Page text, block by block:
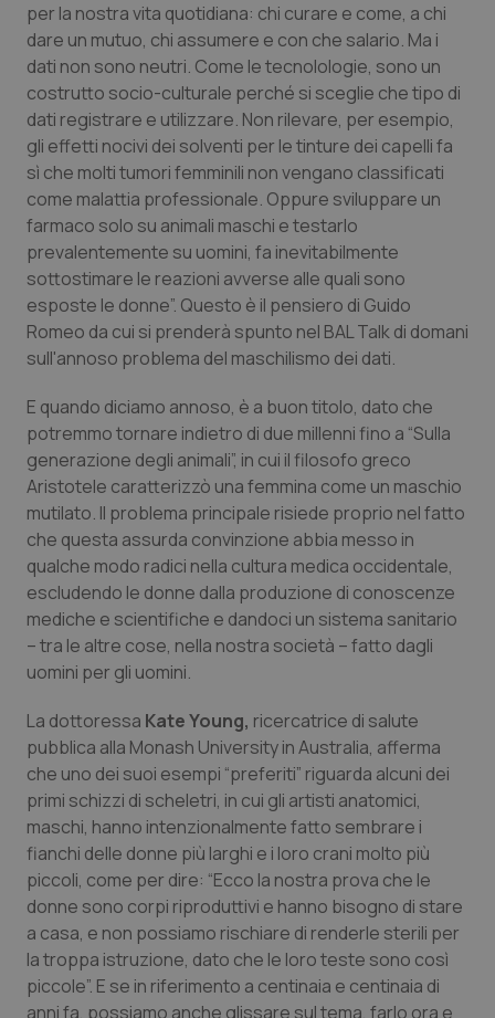
Basilicata
Calabria
Campania
Emilia-Romagna
Friuli Venezia Giulia
Lazio
Lombardia
Marche
Molise
Piemonte
Provincia Autonoma di Bolzano
Provincia Autonoma di Trento
Puglia
Sardegna
Sicilia
Toscana
Umbria
Artrite & artrosi
Asma & BPCO
Car-T
Colesterolo & coronaropatie
Dermatite Atopica
Diabete & glucometri
Dolore
Donna & Salute
Epatiti
HIV
Infezioni & Febbre
Ipertensione & Scompenso
Malattie rare
Malattia di Crohn & Rettocolite Ulcerosa
Neuroscienze & patologie neurodegenerative
Obesità
Oftalmologia
QS Club Newsletter
per la nostra vita quotidiana: chi curare e come, a chi
dare un mutuo, chi assumere e con che salario. Ma i
dati non sono neutri. Come le tecnolologie, sono un
costrutto socio-culturale perché si sceglie che tipo di
dati registrare e utilizzare. Non rilevare, per esempio,
gli effetti nocivi dei solventi per le tinture dei capelli fa
sì che molti tumori femminili non vengano classificati
come malattia professionale. Oppure sviluppare un
farmaco solo su animali maschi e testarlo
prevalentemente su uomini, fa inevitabilmente
sottostimare le reazioni avverse alle quali sono
esposte le donne”. Questo è il pensiero di Guido
Romeo da cui si prenderà spunto nel BAL Talk di domani
sull'annoso problema del maschilismo dei dati.
E quando diciamo annoso, è a buon titolo, dato che
potremmo tornare indietro di due millenni fino a “Sulla
generazione degli animali”, in cui il filosofo greco
Aristotele caratterizzò una femmina come un maschio
mutilato. Il problema principale risiede proprio nel fatto
che questa assurda convinzione abbia messo in
qualche modo radici nella cultura medica occidentale,
escludendo le donne dalla produzione di conoscenze
mediche e scientifiche e dandoci un sistema sanitario
– tra le altre cose, nella nostra società – fatto dagli
uomini per gli uomini.
La dottoressa Kate Young, ricercatrice di salute
pubblica alla Monash University in Australia, afferma
che uno dei suoi esempi “preferiti” riguarda alcuni dei
primi schizzi di scheletri, in cui gli artisti anatomici,
maschi, hanno intenzionalmente fatto sembrare i
fianchi delle donne più larghi e i loro crani molto più
piccoli, come per dire: “Ecco la nostra prova che le
donne sono corpi riproduttivi e hanno bisogno di stare
a casa, e non possiamo rischiare di renderle sterili per
la troppa istruzione, dato che le loro teste sono così
piccole”. E se in riferimento a centinaia e centinaia di
anni fa, possiamo anche glissare sul tema, farlo ora e